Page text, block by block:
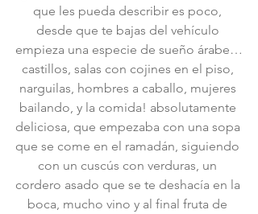
que les pueda describir es poco,
desde que te bajas del vehículo
empieza una especie de sueño árabe…
castillos, salas con cojines en el piso,
narguilas, hombres a caballo, mujeres
bailando, y la comida! absolutamente
deliciosa, que empezaba con una sopa
que se come en el ramadán, siguiendo
con un cuscús con verduras, un
cordero asado que se te deshacía en la
boca, mucho vino y al final fruta de